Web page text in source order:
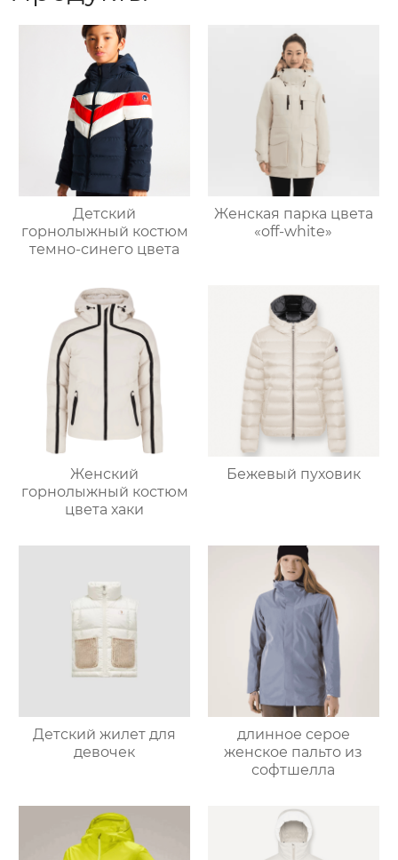
Детский
горнолыжный костюм
темно-синего цвета
Женская парка цвета
«off-white»
Женский
горнолыжный костюм
цвета хаки
Бежевый пуховик
Детский жилет для
девочек
длинное серое
женское пальто из
софтшелла